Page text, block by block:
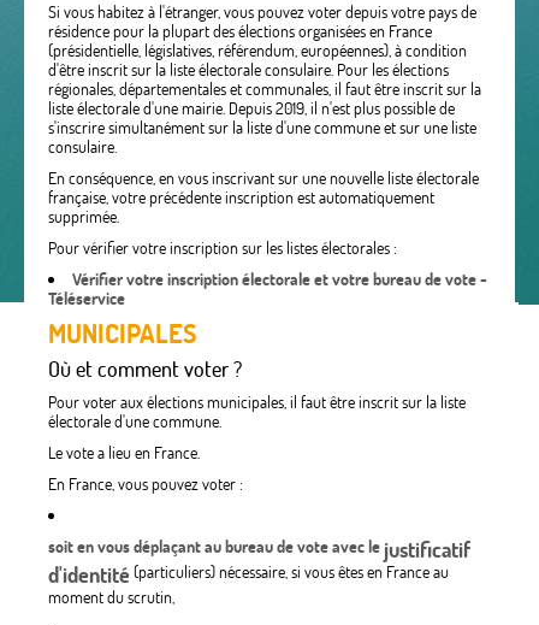
Si vous habitez à l'étranger, vous pouvez voter depuis votre pays de
résidence pour la plupart des élections organisées en France
(présidentielle, législatives, référendum, européennes), à condition
d'être inscrit sur la liste électorale consulaire. Pour les élections
régionales, départementales et communales, il faut être inscrit sur la
liste électorale d'une mairie. Depuis 2019, il n'est plus possible de
s'inscrire simultanément sur la liste d'une commune et sur une liste
consulaire.
En conséquence, en vous inscrivant sur une nouvelle liste électorale
française, votre précédente inscription est automatiquement
supprimée.
Pour vérifier votre inscription sur les listes électorales :
Vérifier votre inscription électorale et votre bureau de vote -
Téléservice
MUNICIPALES
Où et comment voter ?
Pour voter aux élections municipales, il faut être inscrit sur la liste
électorale d'une commune.
Le vote a lieu en France.
En France, vous pouvez voter :
soit en vous déplaçant au bureau de vote avec le justificatif
d'identité(particuliers) nécessaire, si vous êtes en France au
moment du scrutin,